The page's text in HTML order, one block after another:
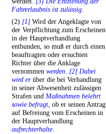
Fahrerlaubnis ist zulässig.
(2) [1] Wird der Angeklagte von
der Verpflichtung zum Erscheinen
in der Hauptverhandlung
entbunden, so muß er durch einen
beauftragten oder ersuchten
Richter über die Anklage
vernommen werden. [2] Dabei
wird erüber die bei Verhandlung
in seiner Abwesenheit zulässigen
Strafen und Maßnahmen belehrt
sowie befragt, ob er seinen Antrag
auf Befreiung vom Erscheinen in
der Hauptverhandlung
aufrechterhalte.